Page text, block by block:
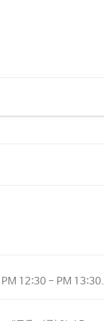
PM 12:30 - PM 13:30.